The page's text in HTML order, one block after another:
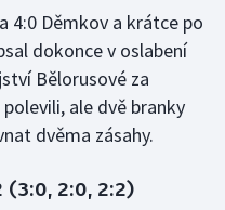
4:0 Děmkov a krátce po
dokonce v oslabení
Bělorusové za
ale dvě branky
dvěma zásahy.
(3:0, 2:0, 2:2)